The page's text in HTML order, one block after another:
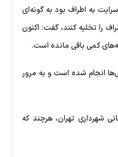
به اطراف بود به گونه‌ای
را تخلیه کنند، گفت: اکنون
کمی باقی مانده است.
انجام شده است و به مرور
شهرداری تهران، هرچند که